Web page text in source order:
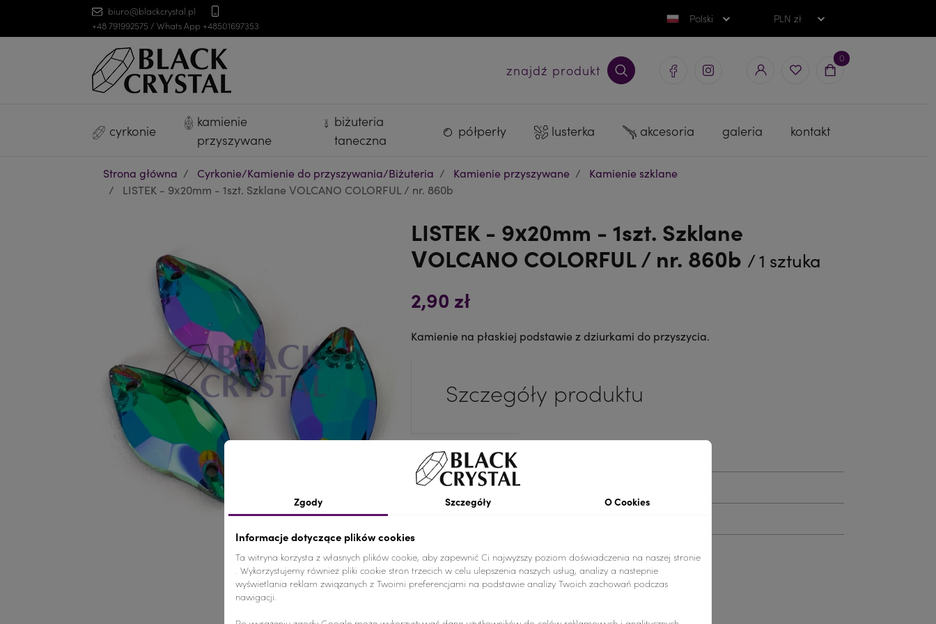
biuro@blackcrystal.pl
+48 791992575 / Whats App +48501697353
Polski PLN zł
znajdź produkt
0
cyrkonie
kamienie
przyszywane
biżuteria
taneczna
półperły lusterka akcesoria galeria kontakt
Strona główna Cyrkonie/Kamienie do przyszywania/Biżuteria Kamienie przyszywane
Kamienie szklane
LISTEK - 9x20mm - 1szt. Szklane VOLCANO COLORFUL / nr. 860b
LISTEK - 9x20mm - 1szt. Szklane
VOLCANO COLORFUL / nr. 860b / 1 sztuka
2,90 zł
Kamienie na płaskiej podstawie z dziurkami do przyszycia.
Szczegóły produktu
Kolor
Materiał
Nr.Kategorii
Dodaj do koszyka
Zgody Szczegóły O Cookies
Informacje dotyczące plików cookies
Ta witryna korzysta z własnych plików cookie, aby zapewnić Ci najwyższy poziom doświadczenia na naszej stronie
. Wykorzystujemy również pliki cookie stron trzecich w celu ulepszenia naszych usług, analizy a nastepnie
wyświetlania reklam związanych z Twoimi preferencjami na podstawie analizy Twoich zachowań podczas
nawigacji.